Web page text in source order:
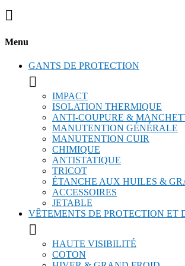

Menu
GANTS DE PROTECTION

IMPACT
ISOLATION THERMIQUE
ANTI-COUPURE &
MANUTENTION GÉNÉRALE
MANUTENTION CUIR
CHIMIQUE
ANTISTATIQUE
TRICOT
ÉTANCHE AUX HUILES &
ACCESSOIRES
JETABLE
VÊTEMENTS DE PROTECTION ET

HAUTE VISIBILITÉ
COTON